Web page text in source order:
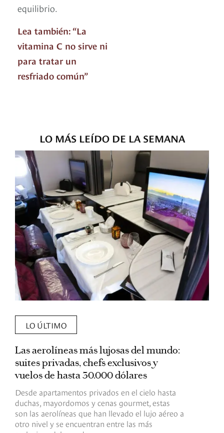
equilibrio.
Lea también: “La
vitamina C no sirve ni
para tratar un
resfriado común”
LO MÁS LEÍDO DE LA SEMANA
LO ÚLTIMO
Las aerolíneas más lujosas del mundo:
suites privadas, chefs exclusivos y
vuelos de hasta 30.000 dólares
Desde apartamentos privados en el cielo hasta
duchas, mayordomos y cenas gourmet, estas
son las aerolíneas que han llevado el lujo aéreo a
otro nivel y se encuentran entre las más